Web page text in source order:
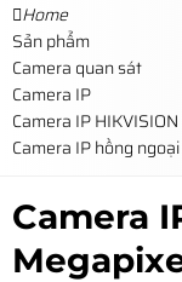
Home
Sản phẩm
Camera quan sát
Camera IP
Camera IP HIKVISION
Camera IP hồng
Camera